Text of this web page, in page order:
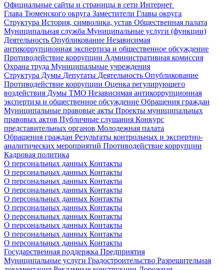
Официальные сайты и страницы в сети Интернет
Глава Тюменского округа Заместители Главы округа
Структура История, символика, устав Общественная палата
Муниципальная служба Муниципальные услуги (функции)
Деятельность Опубликование Независимая
антикоррупционная экспертиза и общественное обсуждение
Противодействие коррупции Административная комиссия
Охрана труда Муниципальные учреждения
Структура Думы Депутаты Деятельность Опубликование
Противодействие коррупции Оценка регулирующего
воздействия Думы ТМО Независимая антикоррупционная
экспертиза и общественное обсуждение Обращения граждан
Муниципальные правовые акты Проекты муниципальных
правовых актов Публичные слушания Конкурс
представительных органов Молодежная палата
Обращения граждан Результаты контрольных и экспертно-
аналитических мероприятий Противодействие коррупции
Кадровая политика
О персональных данных Контакты
О персональных данных Контакты
О персональных данных Контакты
О персональных данных Контакты
О персональных данных Контакты
О персональных данных Контакты
О персональных данных Контакты
О персональных данных Контакты
О персональных данных Контакты
О персональных данных Контакты
Государственная поддержка Предприятия
Муниципальные услуги Градостроительство Разрешительная